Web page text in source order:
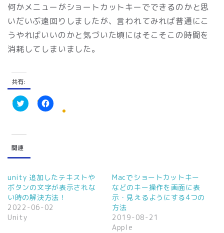
何かメニューがショートカットキーでできるのかと思
いだいぶ遠回りしましたが、言われてみれば普通にこ
うやればいいのかと気づいた頃にはそこそこの時間を
消耗してしまいました。
共有:
ク
し
て
T
w
t
e
r
で
共
有
(
新
F
有
す
る
に
は
ク
関連
unity 追加したテキストや
ボタンの文字が表示されな
い時の解決方法！
2022-06-02
Unity
Macでショートカットキー
などのキー操作を画面に表
示・見えるようにする4つの
方法
2019-08-21
Apple